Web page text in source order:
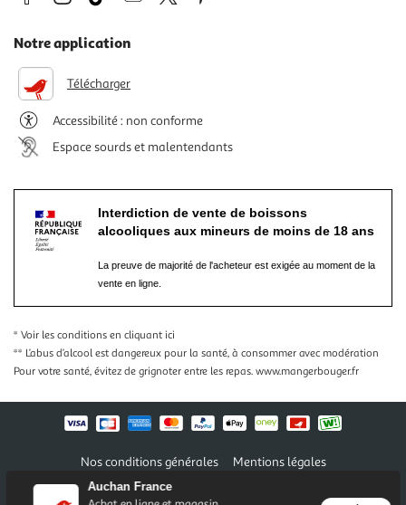
Auchan France
Notre application
Télécharger
Accessibilité : non conforme
Espace sourds et malentendants
Interdiction de vente de boissons
alcooliques aux mineurs de moins de 18 ans
La preuve de majorité de l'acheteur est exigée au moment de la
vente en ligne.
* Voir les conditions en cliquant ici
** L’abus d’alcool est dangereux pour la santé, à consommer avec modération
Pour votre santé, évitez de grignoter entre les repas. www.mangerbouger.fr
Nos conditions générales
Mentions légales
Conditions des offres et promotions
Politique de confidentialité
Informations légales marketplace